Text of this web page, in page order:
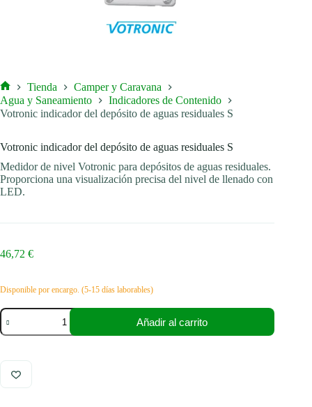
Inicio
Tienda
Camper y Caravana
Agua y Saneamiento
Indicadores de Contenido
Votronic indicador del depósito de aguas residuales S
Votronic indicador del depósito de aguas residuales S
Medidor de nivel Votronic para depósitos de aguas residuales.
Proporciona una visualización precisa del nivel de llenado con
LED.
46,72 €
Disponible por encargo. (5-15 días laborables)
Votronic
indicador
del
de
aguas
residuales
Añadir al carrito